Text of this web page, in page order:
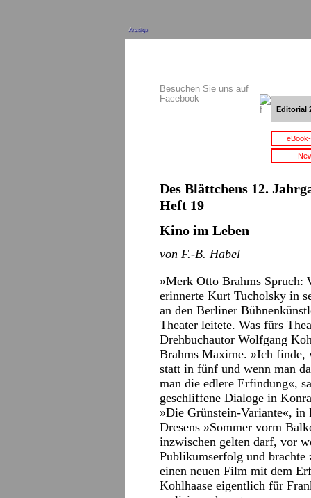
Anzeige
Besuchen Sie uns auf
Facebook
Editorial
Des Blättchens 12.
Heft 19
Kino im Leben
von F.-B. Habel
»Merk Otto Brahms Spruch:
erinnerte Kurt Tucholsky in
an den Berliner
Theater leitete. Was fürs
Drehbuchautor Wolfgang
Brahms Maxime. »Ich finde,
statt in fünf und wenn man
man die edlere Erfindung«,
geschliffene Dialoge in
»Die Grünstein-Variante«,
Dresens »Sommer vorm
inzwischen gelten darf, vor
Publikumserfolg und brachte
einen neuen Film mit dem
Kohlhaase eigentlich für